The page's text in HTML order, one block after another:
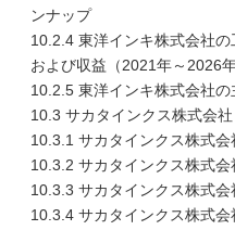
ンナップ
10.2.4 東洋インキ株式会社
および収益（2021年～2026年
10.2.5 東洋インキ株式会社
10.3 サカタインクス株式会社
10.3.1 サカタインクス株式
10.3.2 サカタインクス株式
10.3.3 サカタインクス株式
10.3.4 サカタインクス株式